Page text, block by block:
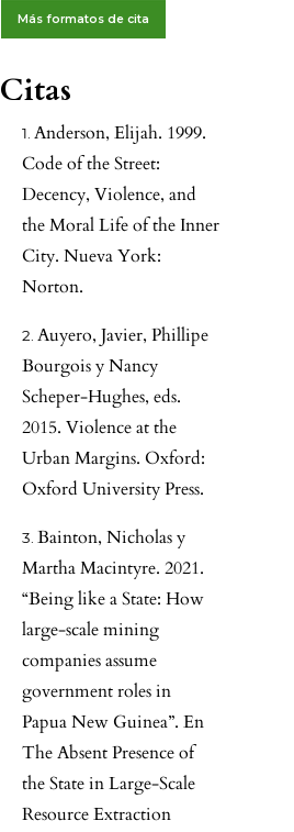
Más formatos de cita
Citas
Anderson, Elijah. 1999.
Code of the Street:
Decency, Violence, and
the Moral Life of the Inner
City. Nueva York:
Norton.
Auyero, Javier, Phillipe
Bourgois y Nancy
Scheper-Hughes, eds.
2015. Violence at the
Urban Margins. Oxford:
Oxford University Press.
Bainton, Nicholas y
Martha Macintyre. 2021.
“Being like a State: How
large-scale mining
companies assume
government roles in
Papua New Guinea”. En
The Absent Presence of
the State in Large-Scale
Resource Extraction